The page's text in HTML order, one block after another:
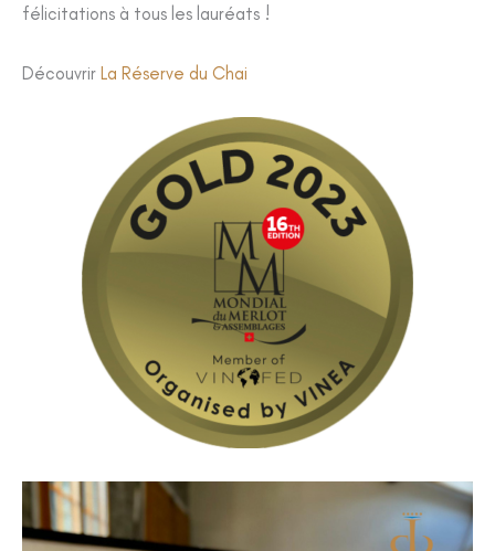
félicitations à tous les lauréats !
Découvrir La Réserve du Chai